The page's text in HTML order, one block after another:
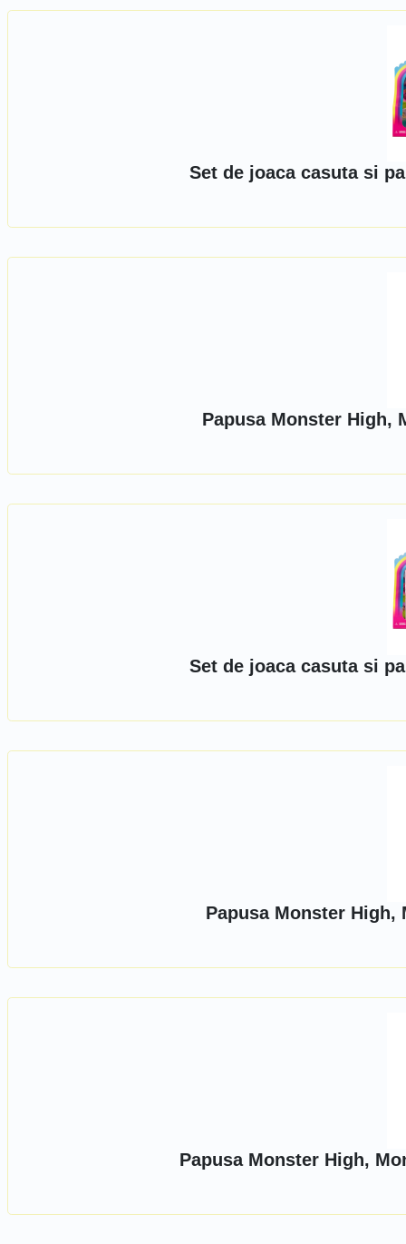
Set de joaca casuta si
Papusa Monster High,
Set de joaca casuta si
Papusa Monster High,
Papusa Monster High,